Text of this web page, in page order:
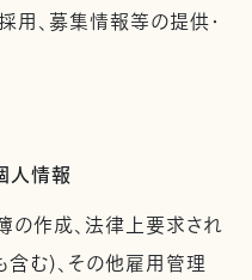
用、募集情報等の提供・
人情報
の作成、法律上要求され
む)、その他雇用管理